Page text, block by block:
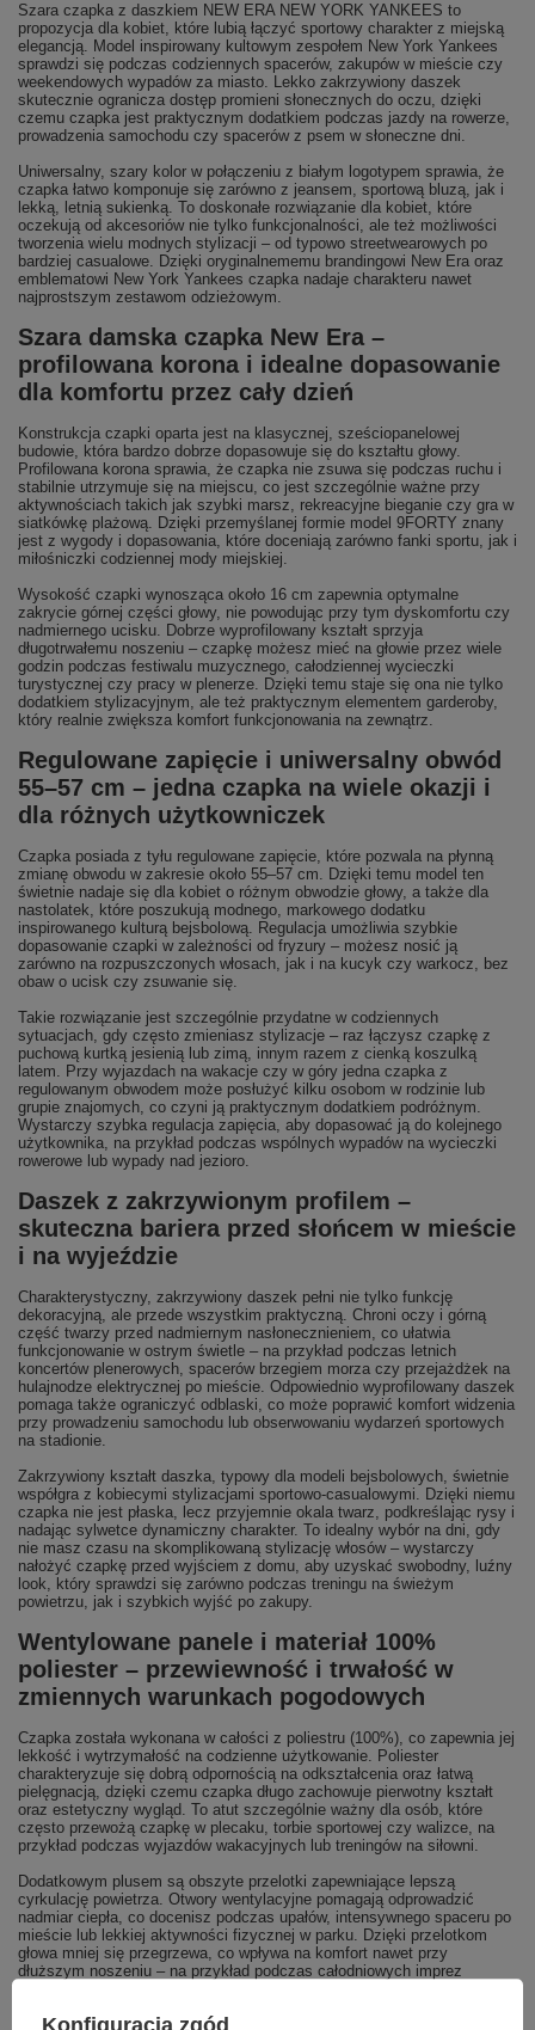
Szara czapka z daszkiem NEW ERA NEW YORK YANKEES to
propozycja dla kobiet, które lubią łączyć sportowy charakter z miejską
elegancją. Model inspirowany kultowym zespołem New York Yankees
sprawdzi się podczas codziennych spacerów, zakupów w mieście czy
weekendowych wypadów za miasto. Lekko zakrzywiony daszek
skutecznie ogranicza dostęp promieni słonecznych do oczu, dzięki
czemu czapka jest praktycznym dodatkiem podczas jazdy na rowerze,
prowadzenia samochodu czy spacerów z psem w słoneczne dni.
Uniwersalny, szary kolor w połączeniu z białym logotypem sprawia, że
czapka łatwo komponuje się zarówno z jeansem, sportową bluzą, jak i
lekką, letnią sukienką. To doskonałe rozwiązanie dla kobiet, które
oczekują od akcesoriów nie tylko funkcjonalności, ale też możliwości
tworzenia wielu modnych stylizacji – od typowo streetwearowych po
bardziej casualowe. Dzięki oryginalnememu brandingowi New Era oraz
emblematowi New York Yankees czapka nadaje charakteru nawet
najprostszym zestawom odzieżowym.
Szara damska czapka New Era –
profilowana korona i idealne dopasowanie
dla komfortu przez cały dzień
Konstrukcja czapki oparta jest na klasycznej, sześciopanelowej
budowie, która bardzo dobrze dopasowuje się do kształtu głowy.
Profilowana korona sprawia, że czapka nie zsuwa się podczas ruchu i
stabilnie utrzymuje się na miejscu, co jest szczególnie ważne przy
aktywnościach takich jak szybki marsz, rekreacyjne bieganie czy gra w
siatkówkę plażową. Dzięki przemyślanej formie model 9FORTY znany
jest z wygody i dopasowania, które doceniają zarówno fanki sportu, jak i
miłośniczki codziennej mody miejskiej.
Wysokość czapki wynosząca około 16 cm zapewnia optymalne
zakrycie górnej części głowy, nie powodując przy tym dyskomfortu czy
nadmiernego ucisku. Dobrze wyprofilowany kształt sprzyja
długotrwałemu noszeniu – czapkę możesz mieć na głowie przez wiele
godzin podczas festiwalu muzycznego, całodziennej wycieczki
turystycznej czy pracy w plenerze. Dzięki temu staje się ona nie tylko
dodatkiem stylizacyjnym, ale też praktycznym elementem garderoby,
który realnie zwiększa komfort funkcjonowania na zewnątrz.
Regulowane zapięcie i uniwersalny obwód
55–57 cm – jedna czapka na wiele okazji i
dla różnych użytkowniczek
Czapka posiada z tyłu regulowane zapięcie, które pozwala na płynną
zmianę obwodu w zakresie około 55–57 cm. Dzięki temu model ten
świetnie nadaje się dla kobiet o różnym obwodzie głowy, a także dla
nastolatek, które poszukują modnego, markowego dodatku
inspirowanego kulturą bejsbolową. Regulacja umożliwia szybkie
dopasowanie czapki w zależności od fryzury – możesz nosić ją
zarówno na rozpuszczonych włosach, jak i na kucyk czy warkocz, bez
obaw o ucisk czy zsuwanie się.
Takie rozwiązanie jest szczególnie przydatne w codziennych
sytuacjach, gdy często zmieniasz stylizacje – raz łączysz czapkę z
puchową kurtką jesienią lub zimą, innym razem z cienką koszulką
latem. Przy wyjazdach na wakacje czy w góry jedna czapka z
regulowanym obwodem może posłużyć kilku osobom w rodzinie lub
grupie znajomych, co czyni ją praktycznym dodatkiem podróżnym.
Wystarczy szybka regulacja zapięcia, aby dopasować ją do kolejnego
użytkownika, na przykład podczas wspólnych wypadów na wycieczki
rowerowe lub wypady nad jezioro.
Daszek z zakrzywionym profilem –
skuteczna bariera przed słońcem w mieście
i na wyjeździe
Charakterystyczny, zakrzywiony daszek pełni nie tylko funkcję
dekoracyjną, ale przede wszystkim praktyczną. Chroni oczy i górną
część twarzy przed nadmiernym nasłonecznieniem, co ułatwia
funkcjonowanie w ostrym świetle – na przykład podczas letnich
koncertów plenerowych, spacerów brzegiem morza czy przejażdżek na
hulajnodze elektrycznej po mieście. Odpowiednio wyprofilowany daszek
pomaga także ograniczyć odblaski, co może poprawić komfort widzenia
przy prowadzeniu samochodu lub obserwowaniu wydarzeń sportowych
na stadionie.
Zakrzywiony kształt daszka, typowy dla modeli bejsbolowych, świetnie
współgra z kobiecymi stylizacjami sportowo-casualowymi. Dzięki niemu
czapka nie jest płaska, lecz przyjemnie okala twarz, podkreślając rysy i
nadając sylwetce dynamiczny charakter. To idealny wybór na dni, gdy
nie masz czasu na skomplikowaną stylizację włosów – wystarczy
nałożyć czapkę przed wyjściem z domu, aby uzyskać swobodny, luźny
look, który sprawdzi się zarówno podczas treningu na świeżym
powietrzu, jak i szybkich wyjść po zakupy.
Wentylowane panele i materiał 100%
poliester – przewiewność i trwałość w
zmiennych warunkach pogodowych
Czapka została wykonana w całości z poliestru (100%), co zapewnia jej
lekkość i wytrzymałość na codzienne użytkowanie. Poliester
charakteryzuje się dobrą odpornością na odkształcenia oraz łatwą
pielęgnacją, dzięki czemu czapka długo zachowuje pierwotny kształt
oraz estetyczny wygląd. To atut szczególnie ważny dla osób, które
często przewożą czapkę w plecaku, torbie sportowej czy walizce, na
przykład podczas wyjazdów wakacyjnych lub treningów na siłowni.
Dodatkowym plusem są obszyte przelotki zapewniające lepszą
cyrkulację powietrza. Otwory wentylacyjne pomagają odprowadzić
nadmiar ciepła, co docenisz podczas upałów, intensywnego spaceru po
mieście lub lekkiej aktywności fizycznej w parku. Dzięki przelotkom
głowa mniej się przegrzewa, co wpływa na komfort nawet przy
dłuższym noszeniu – na przykład podczas całodniowych imprez
Konfiguracja zgód